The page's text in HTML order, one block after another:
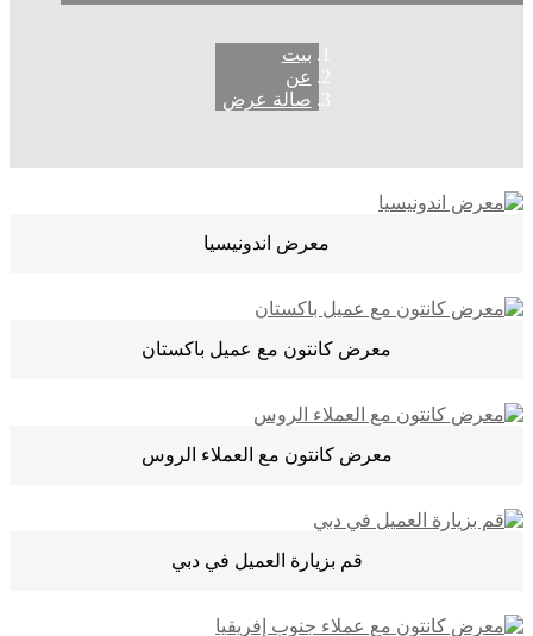
بيت
عن
صالة عرض
معرض اندونيسيا
معرض كانتون مع عميل باكستان
معرض كانتون مع العملاء الروس
قم بزيارة العميل في دبي